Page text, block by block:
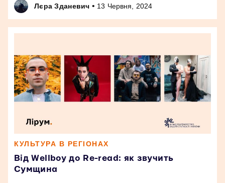
Лєра Зданевич • 13 Червня, 2024
КУЛЬТУРА В РЕГІОНАХ
Від Wellboy до Re-read: як звучить
Сумщина